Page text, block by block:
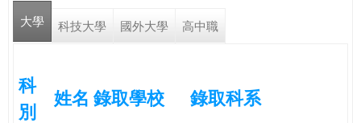
e
e
大學 科技大學 國外大學 高中職
科
別
姓名 錄取學校 錄取科系